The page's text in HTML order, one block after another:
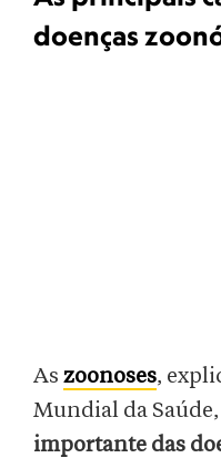
doenças
As zoonoses,
Mundial da Saúde,
importante das